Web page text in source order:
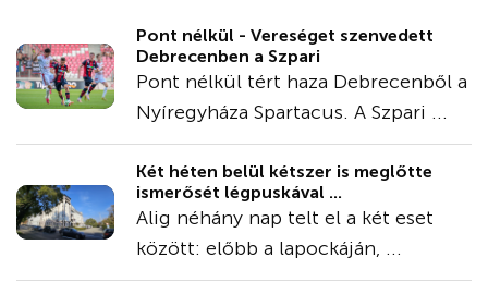
Pont nélkül - Vereséget szenvedett
Debrecenben a Szpari
Pont nélkül tért haza Debrecenből a
Nyíregyháza Spartacus. A Szpari ...
Két héten belül kétszer is meglőtte
ismerősét légpuskával ...
Alig néhány nap telt el a két eset
között: előbb a lapockáján, ...